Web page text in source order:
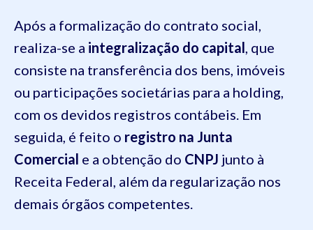
Após a formalização do contrato social,
realiza-se a integralização do capital , que
consiste na transferência dos bens, imóveis
ou participações societárias para a holding,
com os devidos registros contábeis. Em
seguida, é feito o registro na Junta
Comercial e a obtenção do CNPJ junto à
Receita Federal, além da regularização nos
demais órgãos competentes.